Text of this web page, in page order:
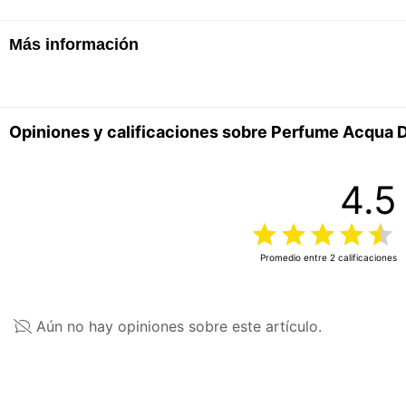
Alcohol ● Parfum / Fragrance ● Aqua / Water ●
la más actualizada, para asegurarte que es
Más información
100ml
Eau de Parfum
Opiniones y calificaciones sobre Perfume Acqua
4.5
Promedio entre 2 calificaciones
Aún no hay opiniones sobre este artículo.